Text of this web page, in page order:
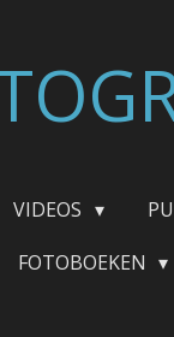
VIDEOS
FOTOBOEKEN